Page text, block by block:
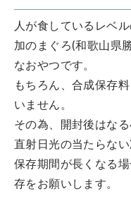
人が食しているレベ
加のまぐろ(和歌山県
なおやつです。
もちろん、合成保存
いません。
その為、開封後はな
直射日光の当たらな
保存期間が長くなる
存をお願いします。